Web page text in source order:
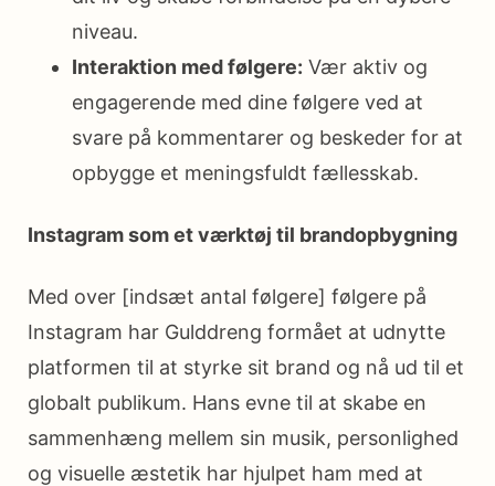
niveau.
Interaktion med følgere: Vær aktiv og
engagerende med dine følgere ved at
svare på kommentarer og beskeder for at
opbygge et meningsfuldt fællesskab.
Instagram som et værktøj til brandopbygning
Med over [indsæt antal følgere] følgere på
Instagram har Gulddreng formået at udnytte
platformen til at styrke sit brand og nå ud til et
globalt publikum. Hans evne til at skabe en
sammenhæng mellem sin musik, personlighed
og visuelle æstetik har hjulpet ham med at